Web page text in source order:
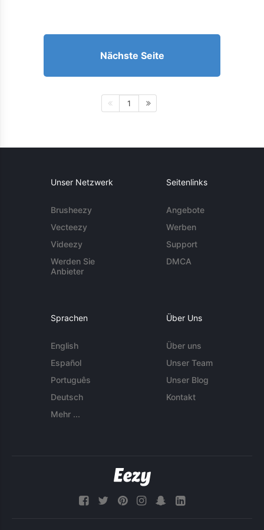
Nächste Seite
1
Unser Netzwerk
Brusheezy
Vecteezy
Videezy
Werden Sie
Anbieter
Seitenlinks
Angebote
Werben
Support
DMCA
Sprachen
English
Español
Português
Deutsch
Mehr ...
Über Uns
Über uns
Unser Team
Unser Blog
Kontakt